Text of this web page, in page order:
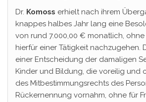
Dr. Komoss erhielt nach ihrem
knappes halbes Jahr lang eine
von rund 7.000,00 € monatlich,
hierfür einer Tätigkeit nachzugehen.
einer Entscheidung der damaligen
Kinder und Bildung, die voreilig und
des Mitbestimmungsrechts des
Rückernennung vornahm, ohne für